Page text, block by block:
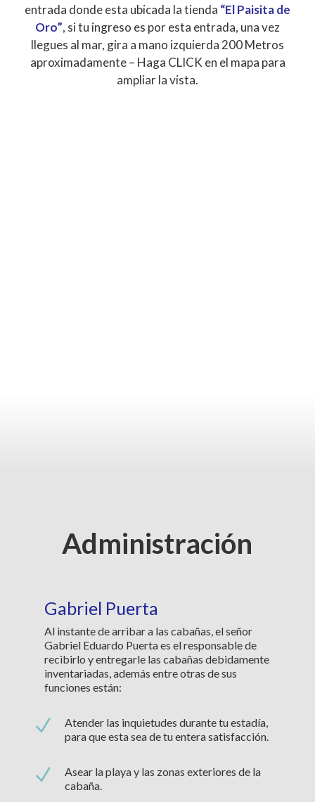
entrada donde esta ubicada la tienda “El Paisita de
Oro”, si tu ingreso es por esta entrada, una vez
llegues al mar, gira a mano izquierda 200 Metros
aproximadamente – Haga CLICK en el mapa para
ampliar la vista.
Administración
Gabriel Puerta
Al instante de arribar a las cabañas, el señor
Gabriel Eduardo Puerta es el responsable de
recibirlo y entregarle las cabañas debidamente
inventariadas, además entre otras de sus
funciones están:
N
Atender las inquietudes durante tu estadía,
para que esta sea de tu entera satisfacción.
N
Asear la playa y las zonas exteriores de la
cabaña.